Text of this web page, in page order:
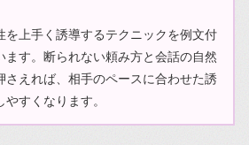
を上手く誘導するテクニックを例文付
ます。断られない頼み方と会話の自然
さえれば、相手のペースに合わせた誘
すくなります。